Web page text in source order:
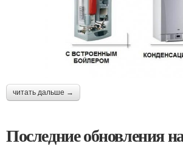
читать дальше →
Последние обновления